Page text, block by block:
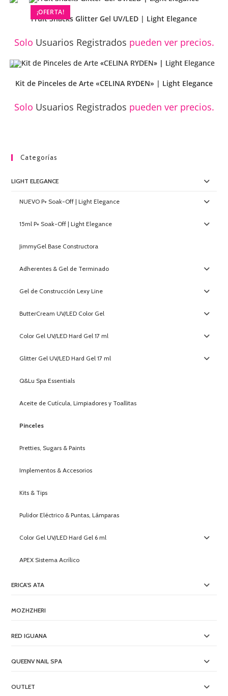
¡OFERTA!
Fruit Snacks Glitter Gel UV/LED | Light Elegance
Solo Usuarios Registrados pueden ver precios.
Kit de Pinceles de Arte «CELINA RYDEN» | Light Elegance
Solo Usuarios Registrados pueden ver precios.
Categorías
LIGHT ELEGANCE
NUEVO P+ Soak-Off | Light Elegance
15ml P+ Soak-Off | Light Elegance
JimmyGel Base Constructora
Adherentes & Gel de Terminado
Gel de Construcción Lexy Line
ButterCream UV/LED Color Gel
Color Gel UV/LED Hard Gel 17 ml
Glitter Gel UV/LED Hard Gel 17 ml
Q&Lu Spa Essentials
Aceite de Cutícula, Limpiadores y Toallitas
Pinceles
Pretties, Sugars & Paints
Implementos & Accesorios
Kits & Tips
Pulidor Eléctrico & Puntas, Lámparas
Color Gel UV/LED Hard Gel 6 ml
APEX Sistema Acrílico
ERICA'S ATA
MOZHZHERI
RED IGUANA
QUEENV NAIL SPA
OUTLET